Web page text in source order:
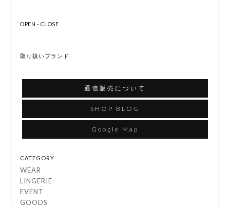
OPEN - CLOSE
取り扱いブランド
通信販売について
SHOP BLOG
Google Map
CATEGORY
WEAR
LINGERIE
EVENT
GOODS